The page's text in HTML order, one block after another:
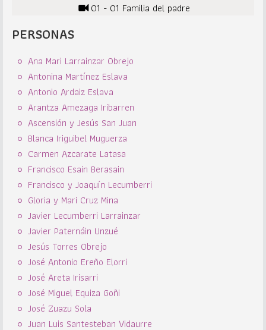
01 - 01 Familia del padre
PERSONAS
Ana Mari Larrainzar Obrejo
Antonina Martínez Eslava
Antonio Ardaiz Eslava
Arantza Amezaga Iribarren
Ascensión y Jesús San Juan
Blanca Iriguibel Muguerza
Carmen Azcarate Latasa
Francisco Esain Berasain
Francisco y Joaquín Lecumberri
Gloria y Mari Cruz Mina
Javier Lecumberri Larrainzar
Javier Paternáin Unzué
Jesús Torres Obrejo
José Antonio Ereño Elorri
José Areta Irisarri
José Miguel Equiza Goñi
José Zuazu Sola
Juan Luis Santesteban Vidaurre